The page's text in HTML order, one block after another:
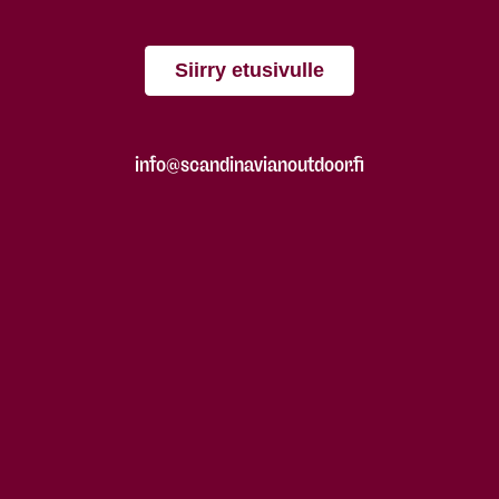
Siirry etusivulle
info@scandinavianoutdoor.fi